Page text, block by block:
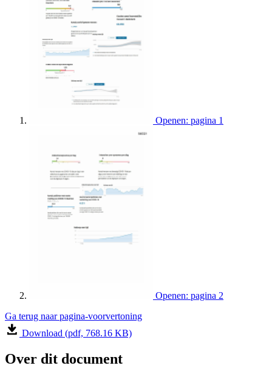
Openen: pagina 1
Openen: pagina 2
Ga terug naar pagina-voorvertoning
Download (pdf, 768.16 KB)
Over dit document